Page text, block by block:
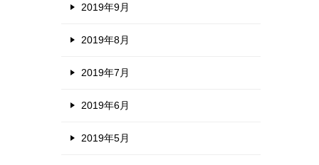
2019年9月
2019年8月
2019年7月
2019年6月
2019年5月